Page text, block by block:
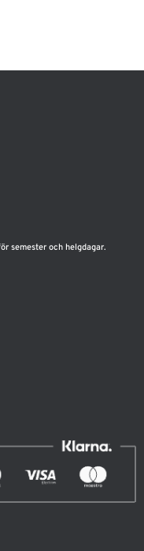
semester och helgdagar.